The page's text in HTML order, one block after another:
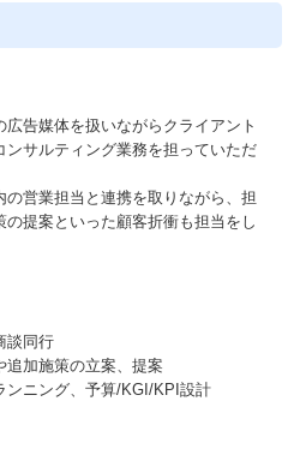
告媒体を扱いながらクライアント
サルティング業務を担っていただ
営業担当と連携を取りながら、担
提案といった顧客折衝も担当をし
談同行
追加施策の立案、提案
ンニング、予算/KGI/KPI設計